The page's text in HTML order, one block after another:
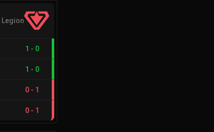
Legion
1 - 0
1 - 0
0 - 1
0 - 1